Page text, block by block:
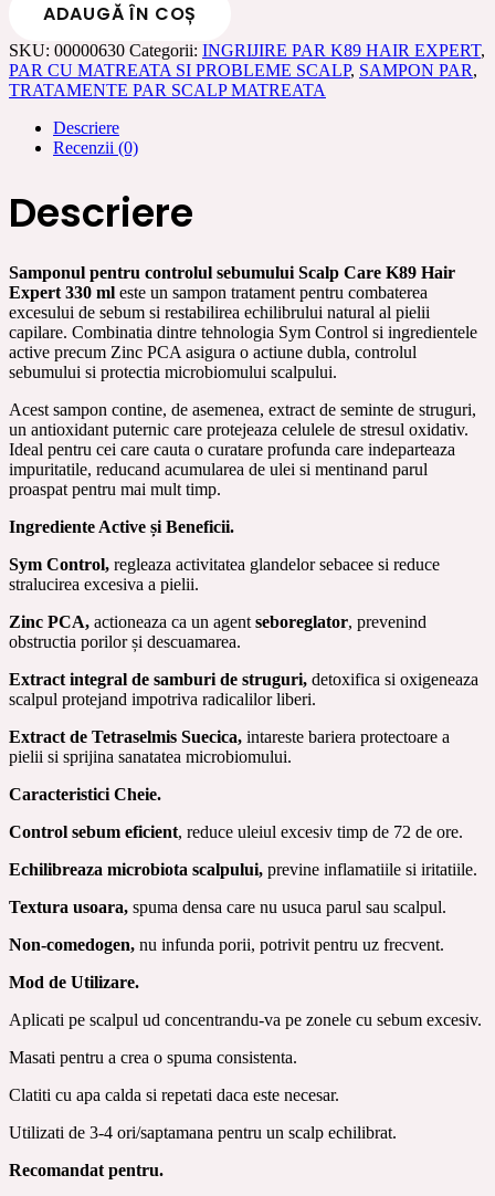
pentru
sebumului
Scalp
Care
Hair
Expert
ADAUGĂ ÎN COȘ
SKU: 00000630 Categorii: INGRIJIRE PAR K89 HAIR EXPERT,
PAR CU MATREATA SI PROBLEME SCALP, SAMPON PAR,
TRATAMENTE PAR SCALP MATREATA
Descriere
Recenzii (0)
Descriere
Samponul pentru controlul sebumului Scalp Care K89 Hair
Expert 330 ml este un sampon tratament pentru combaterea
excesului de sebum si restabilirea echilibrului natural al pielii
capilare. Combinatia dintre tehnologia Sym Control si ingredientele
active precum Zinc PCA asigura o actiune dubla, controlul
sebumului si protectia microbiomului scalpului.
Acest sampon contine, de asemenea, extract de seminte de struguri,
un antioxidant puternic care protejeaza celulele de stresul oxidativ.
Ideal pentru cei care cauta o curatare profunda care indeparteaza
impuritatile, reducand acumularea de ulei si mentinand parul
proaspat pentru mai mult timp.
Ingrediente Active și Beneficii.
Sym Control, regleaza activitatea glandelor sebacee si reduce
stralucirea excesiva a pielii.
Zinc PCA, actioneaza ca un agent seboreglator, prevenind
obstructia porilor și descuamarea.
Extract integral de samburi de struguri, detoxifica si oxigeneaza
scalpul protejand impotriva radicalilor liberi.
Extract de Tetraselmis Suecica, intareste bariera protectoare a
pielii si sprijina sanatatea microbiomului.
Caracteristici Cheie.
Control sebum eficient, reduce uleiul excesiv timp de 72 de ore.
Echilibreaza microbiota scalpului, previne inflamatiile si iritatiile.
Textura usoara, spuma densa care nu usuca parul sau scalpul.
Non-comedogen, nu infunda porii, potrivit pentru uz frecvent.
Mod de Utilizare.
Aplicati pe scalpul ud concentrandu-va pe zonele cu sebum excesiv.
Masati pentru a crea o spuma consistenta.
Clatiti cu apa calda si repetati daca este necesar.
Utilizati de 3-4 ori/saptamana pentru un scalp echilibrat.
Recomandat pentru.